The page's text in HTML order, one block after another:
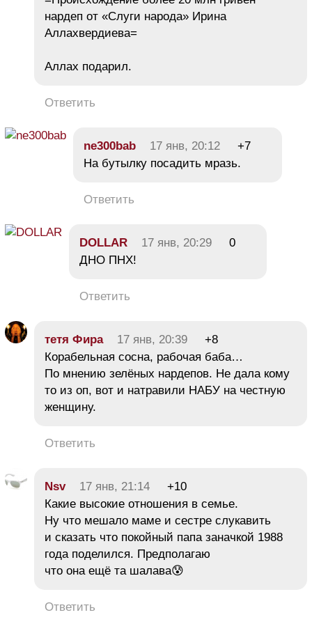
нардеп от «Слуги народа» Ирина
Аллахвердиева=
Аллах подарил.
Ответить
ne300bab 17 янв, 20:12
+7
На бутылку посадить мразь.
Ответить
DOLLAR 17 янв, 20:29
0
ДНО ПНХ!
Ответить
тетя Фира 17 янв, 20:39
+8
Корабельная сосна, рабочая баба…
По мнению зелёных нардепов. Не дала кому
то из оп, вот и натравили НАБУ на честную
женщину.
Ответить
Nsv 17 янв, 21:14
+10
Какие высокие отношения в семье.
Ну что мешало маме и сестре слукавить
и сказать что покойный папа заначкой 1988
года поделился. Предполагаю
что она ещё та шалава😰
Ответить